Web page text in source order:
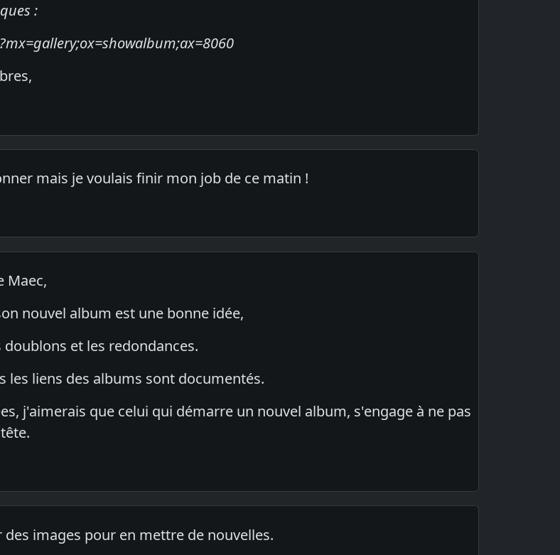
:
mais je voulais finir mon job de ce matin !
Maec,
nouvel album est une bonne idée,
et les redondances.
les liens des albums sont documentés.
j'aimerais que celui qui démarre un nouvel album, s'engage à ne pas
images pour en mettre de nouvelles.